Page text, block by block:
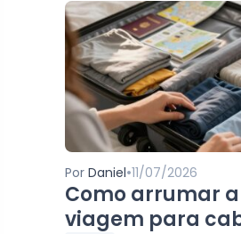
Por Daniel•11/07/2026
Como arrumar
viagem para